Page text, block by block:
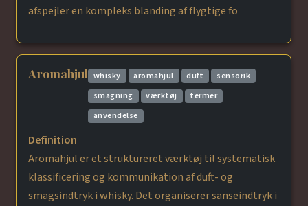
afspejler en kompleks blanding af flygtige fo
Aromahjul whisky aromahjul duft
sensorik
smagning
værktøj
termer
anvendelse
Definition
Aromahjul er et struktureret værktøj til systematisk
klassificering og kommunikation af duft- og
smagsindtryk i whisky. Det organiserer sanseindtryk i